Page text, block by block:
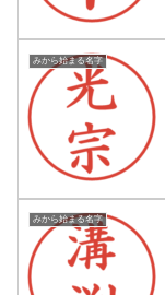
みから始まる名字
みから始まる名字